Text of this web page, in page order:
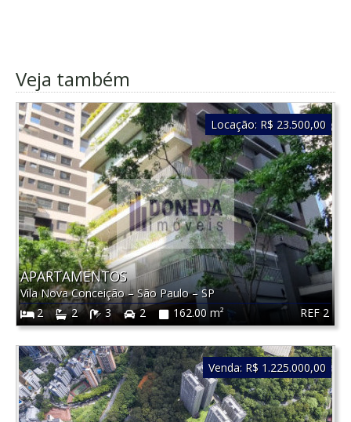
Veja também
REF 2
APARTAMENTOS
Vila Nova Conceição–São Paulo–SP
2
2 3 2 162.00 m²
Locação: R$ 23.500,00
Venda: R$ 1.225.000,00